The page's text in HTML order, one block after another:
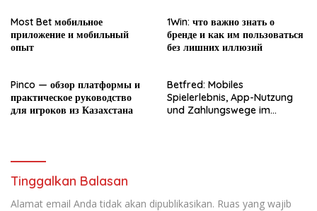
Most Bet мобильное
приложение и мобильный
опыт
1Win: что важно знать о
бренде и как им пользоваться
без лишних иллюзий
Pinco — обзор платформы и
практическое руководство
для игроков из Казахстана
Betfred: Mobiles
Spielerlebnis, App-Nutzung
und Zahlungswege im
Tinggalkan Balasan
Alamat email Anda tidak akan dipublikasikan. Ruas yang wajib